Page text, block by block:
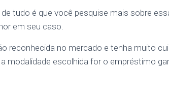
tudo é que você pesquise mais sobre
em seu caso.
reconhecida no mercado e tenha muito
modalidade escolhida for o empréstimo